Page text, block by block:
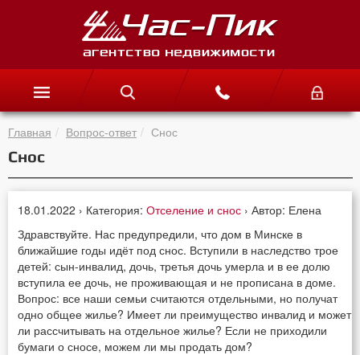
Главная Вопрос-ответ Снос
Снос
18.01.2022 › Категория:Отселение и снос › Автор: Елена
Здравствуйте. Нас предупредили, что дом в Минске в
ближайшие годы идёт под снос. Вступили в наследство трое
детей: сын-инвалид, дочь, третья дочь умерла и в ее долю
вступила ее дочь, не проживающая и не прописана в доме.
Вопрос: все наши семьи считаются отдельными, но получат
одно общее жилье? Имеет ли преимущество инвалид и может
ли рассчитывать на отдельное жилье? Если не приходили
бумаги о сносе, можем ли мы продать дом?